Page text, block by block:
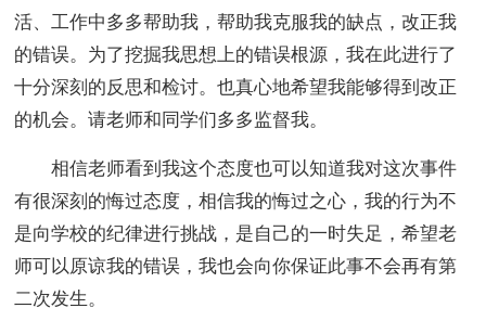
活、工作中多多帮助我，帮助我克服我的缺点，改正我
的错误。为了挖掘我思想上的错误根源，我在此进行了
十分深刻的反思和检讨。也真心地希望我能够得到改正
的机会。请老师和同学们多多监督我。
相信老师看到我这个态度也可以知道我对这次事件
有很深刻的悔过态度，相信我的悔过之心，我的行为不
是向学校的纪律进行挑战，是自己的一时失足，希望老
师可以原谅我的错误，我也会向你保证此事不会再有第
二次发生。